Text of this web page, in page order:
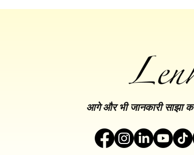
आगे और भी जानकारी साझा